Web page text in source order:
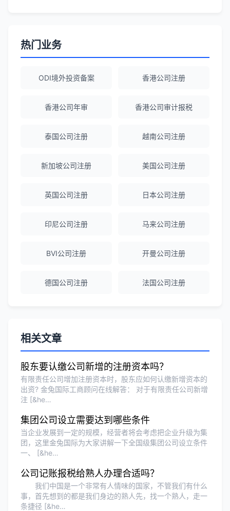
ODI备案服务专业，流程透明，值得信
香港公司注册+银行开户一站式服务，省心
海外公司注册服务非常专业，顾问响应迅
Michael Liu ★★★★☆
泰国BOI申请+建厂规划一站式服务，完
美！
香港公司注册和审计服务专业高效，非常
满意。
热门业务
ODI境外投资备案 香港公司注册
香港公司年审 香港公司审计报税
泰国公司注册 越南公司注册
新加坡公司注册 美国公司注册
英国公司注册 日本公司注册
印尼公司注册 马来公司注册
BVI公司注册 开曼公司注册
德国公司注册 法国公司注册
相关文章
股东要认缴公司新增的注册资本吗？
有限责任公司增加注册资本时，股东应如何认缴新增资本的
出资? 金兔国际工商顾问在线解答： 对于有限责任公司新增
注 [&he…
集团公司设立需要达到哪些条件
当企业发展到一定的规模，经营者将会考虑把企业升级为集
团，这里金兔国际为大家讲解一下全国级集团公司设立条件
一、 [&he…
公司记账报税给熟人办理合适吗？
我们中国是一个非常有人情味的国家，不管我们有什么
事，首先想到的都是我们身边的熟人先，找一个熟人，走一
条捷径 [&he…